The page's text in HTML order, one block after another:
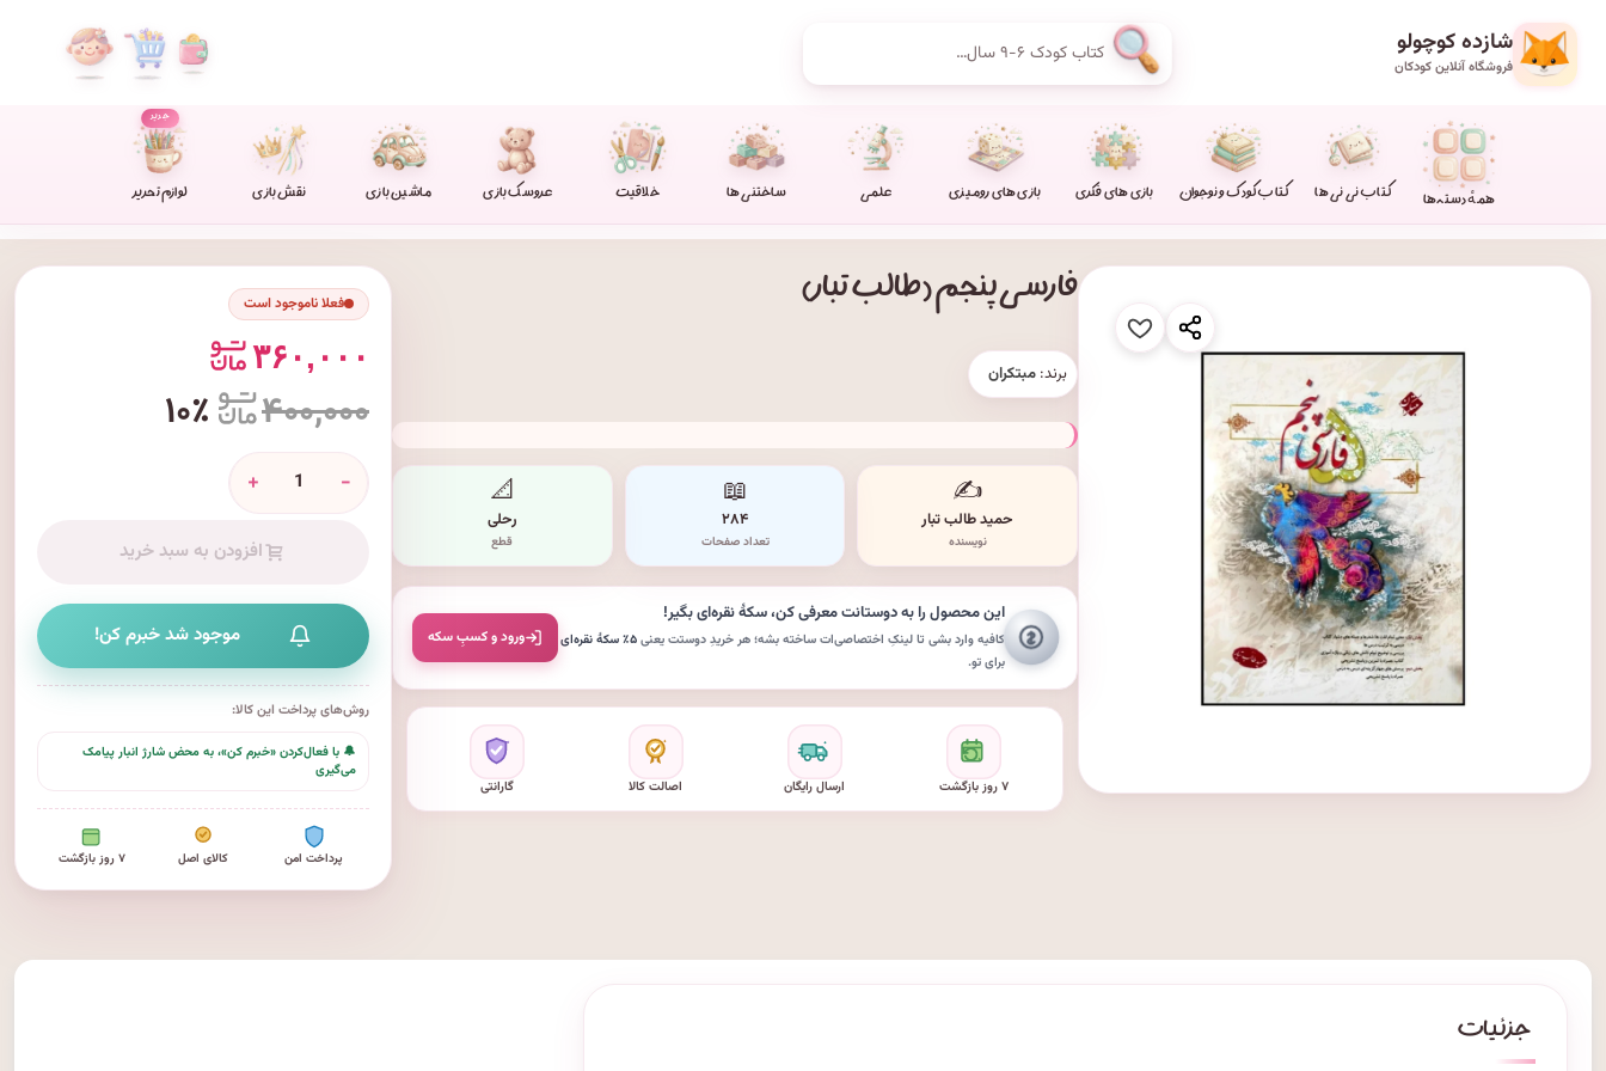
شازده کوچولو
فروشگاه آنلاین کودکان
همهٔ دسته‌ها کتاب نی نی ها کتاب کودک و نوجوان بازی های فکری بازی های رومیزی علمی ساختنی ها خلاقیت عروسک بازی ماشین بازی نقش بازی لوازم تحریر
جدید
فارسی پنجم (طالب تبار)
برند: مبتکران
✍️
حمید طالب تبار
نویسنده
📖
۲۸۴
تعداد صفحات
📐
رحلی
قطع
این محصول را به دوستانت معرفی کن،سکهٔ نقره‌ایبگیر!
کافیه وارد بشی تا لینکِ اختصاصی‌ات ساخته بشه؛ هر خریدِ دوستت یعنی۵٪ سکهٔ نقره‌ای
برای تو.
ورود و کسبِ سکه
۷ روز بازگشت ارسال رایگان اصالت کالا گارانتی
فعلا ناموجود است
۳۶۰,۰۰۰
۴۰۰,۰۰۰ ۱۰٪
-
+
افزودن به سبد خرید
موجود شد خبرم کن!
روش‌های پرداخت این کالا:
🔔 با فعال‌کردن «خبرم کن»، به محض شارژ انبار پیامک
می‌گیری
پرداخت امن کالای اصل ۷ روز بازگشت